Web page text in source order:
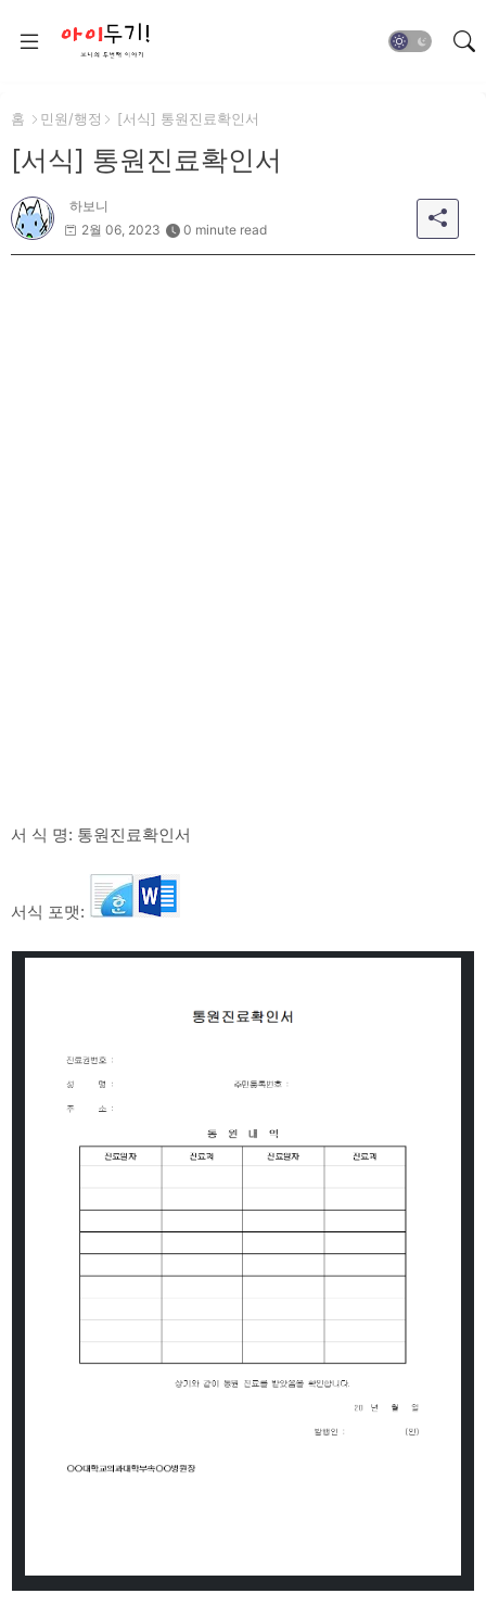
홈 민원/행정 [서식] 통원진료확인서
[서식] 통원진료확인서
하보니
2월 06, 2023
0 minute read
서 식 명: 통원진료확인서
서식 포맷: